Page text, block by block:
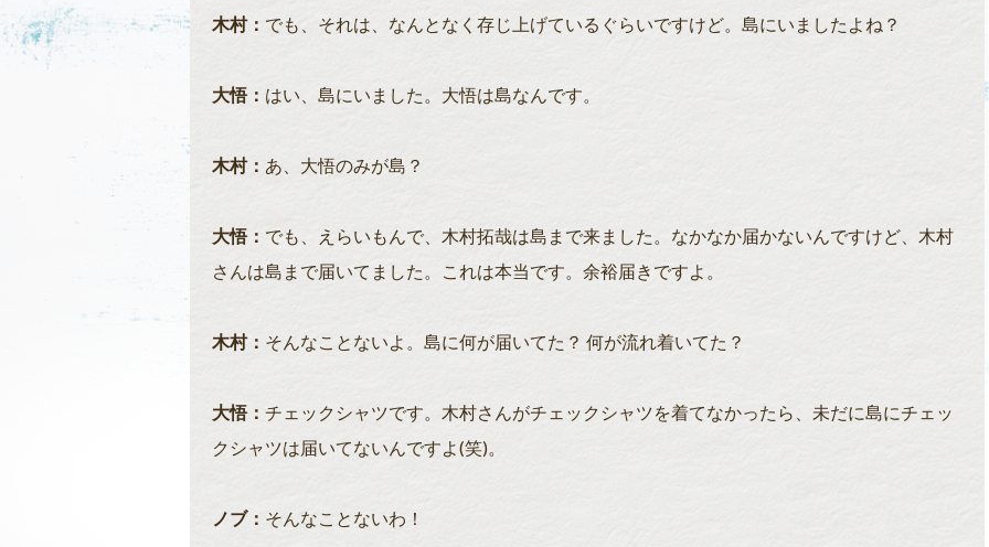
木村： でも、それは、なんとなく存じ上げているぐらいですけど。島にいましたよね？
大悟： はい、島にいました。大悟は島なんです。
木村： あ、大悟のみが島？
大悟： でも、えらいもんで、木村拓哉は島まで来ました。なかなか届かないんですけど、木村
さんは島まで届いてました。これは本当です。余裕届きですよ。
木村： そんなことないよ。島に何が届いてた？ 何が流れ着いてた？
大悟： チェックシャツです。木村さんがチェックシャツを着てなかったら、未だに島にチェッ
クシャツは届いてないんですよ(笑)。
ノブ： そんなことないわ！